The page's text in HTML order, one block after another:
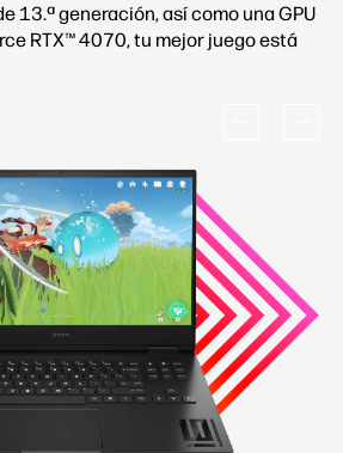
13.ª generación, así como una GPU
RTX™ 4070, tu mejor juego está